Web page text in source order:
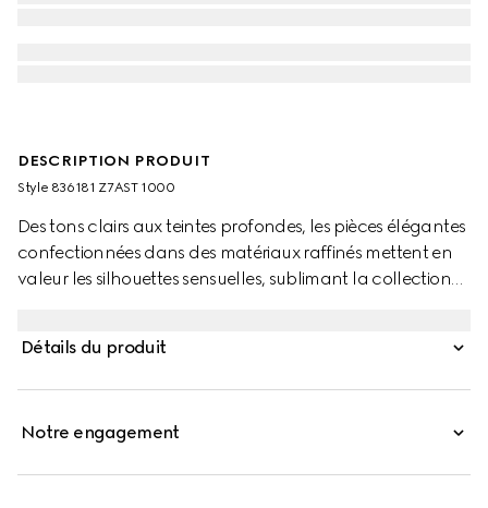
DESCRIPTION PRODUIT
Style ‎836181 Z7AST 1000
Des tons clairs aux teintes profondes, les pièces élégantes
confectionnées dans des matériaux raffinés mettent en
valeur les silhouettes sensuelles, sublimant la collection
cristaux sur toute la surface complète la silhouette.
Détails du produit
Notre engagement